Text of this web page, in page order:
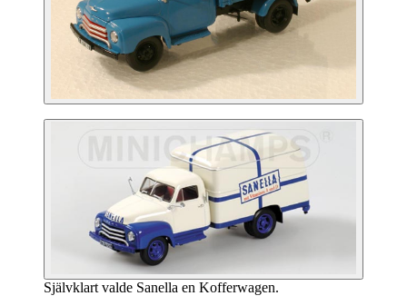
Självklart valde Sanella en Kofferwagen.